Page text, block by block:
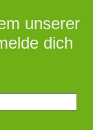
unserer
dich